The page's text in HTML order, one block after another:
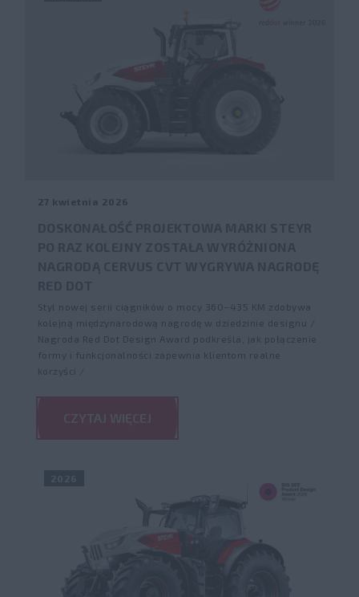
27 kwietnia 2026
Styl nowej serii ciągników o mocy 360–435 KM zdobywa
kolejną międzynarodową nagrodę w dziedzinie designu /
Nagroda Red Dot Design Award podkreśla, jak połączenie
formy i funkcjonalności zapewnia klientom realne
korzyści /
CZYTAJ WIĘCEJ